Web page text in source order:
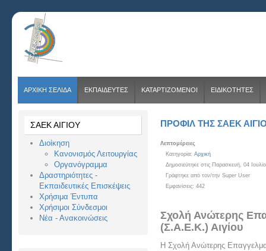
ΑΡΧΙΚΗ ΣΕΛΙΔΑ ΕΚΠΑΙΔΕΥΤΕΣ ΚΑΤΑΡΤΙΖΟΜΕΝΟΙ ΕΙΔΙΚΟΤΗΤΕΣ
ΣΑΕΚ ΑΙΓΙΟΥ
Διοίκηση
Κανονισμός Λειτουργίας
Οργανόγραμμα
Δραστηριότητες -
Εκπαιδευτικές Επισκέψεις
Χρήσιμα Έντυπα
Χρήσιμοι Σύνδεσμοι
Νέα - Ανακοινώσεις
ΠΡΟΦΊΛ ΤΗΣ ΣΑΕΚ
Λεπτομέρειες
Κατηγορία: Αρχική
Δημοσιεύτηκε στις Παρασκευή, 04
Γράφτηκε από τον/την Super User
Εμφανίσεις: 442
Σχολή Ανώτερης
(Σ.Α.Ε.Κ.) Αιγίου
Η Σχολή Ανώτερης